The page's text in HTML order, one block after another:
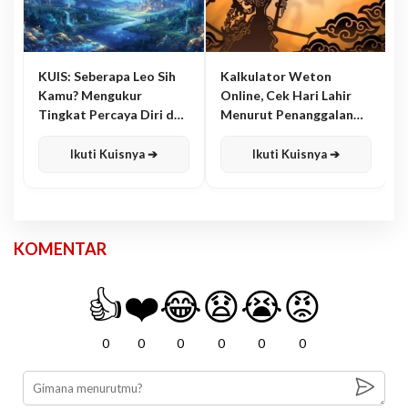
KUIS: Seberapa Leo Sih
Kamu? Mengukur
Tingkat Percaya Diri dan
Ikuti Kuisnya ➔
Kalkulator Weton
Online, Cek Hari Lahir
Menurut Penanggalan
Ikuti Kuisnya ➔
KOMENTAR
👍
0
❤️
0
😂
0
😧
0
😭
0
😡
0